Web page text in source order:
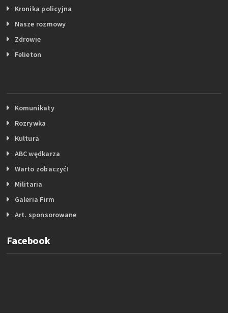
Kronika policyjna
Nasze rozmowy
Zdrowie
Felieton
Komunikaty
Rozrywka
Kultura
ABC wędkarza
Warto zobaczyć!
Militaria
Galeria Firm
Art. sponsorowane
Facebook